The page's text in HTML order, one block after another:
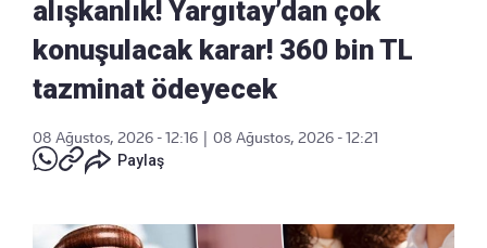
alışkanlık! Yargıtay’dan çok
konuşulacak karar! 360 bin TL
tazminat ödeyecek
08 Ağustos, 2026 - 12:16
08 Ağustos, 2026 - 12:21
Paylaş